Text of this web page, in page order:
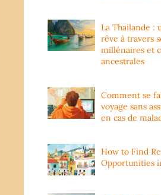
La Thailande :
rêve à travers
millénaires et
ancestrales
Comment se
voyage sans
en cas de
How to Find
Opportunities